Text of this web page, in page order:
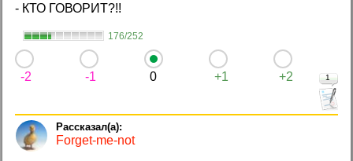
- КТО ГОВОРИТ?!!
176/252
-2 -1 0 +1 +2 1
Forget-me-not